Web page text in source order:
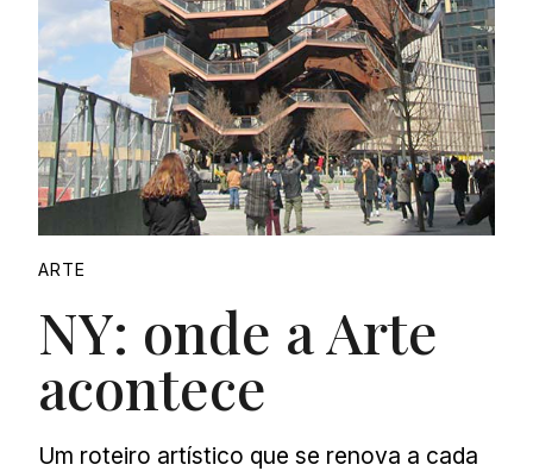
ARTE
NY: onde a Arte
acontece
Um roteiro artístico que se renova a cada